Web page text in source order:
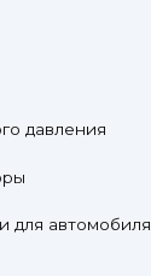
давления
для автомобиля